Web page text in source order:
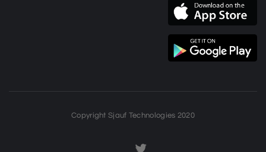
Copyright Sjauf Technologies 2020